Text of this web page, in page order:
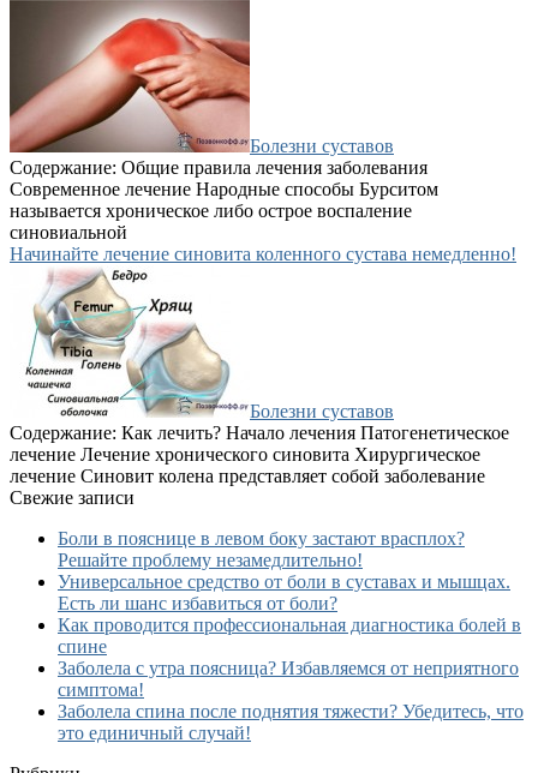
Болезни суставов
Содержание: Общие правила лечения заболевания
Современное лечение Народные способы Бурситом
называется хроническое либо острое воспаление
синовиальной
Начинайте лечение синовита коленного сустава немедленно!
Болезни суставов
Содержание: Как лечить? Начало лечения Патогенетическое
лечение Лечение хронического синовита Хирургическое
лечение Синовит колена представляет собой заболевание
Свежие записи
Боли в пояснице в левом боку застают врасплох?
Решайте проблему незамедлительно!
Универсальное средство от боли в суставах и мышцах.
Есть ли шанс избавиться от боли?
Как проводится профессиональная диагностика болей в
спине
Заболела с утра поясница? Избавляемся от неприятного
симптома!
Заболела спина после поднятия тяжести? Убедитесь, что
это единичный случай!